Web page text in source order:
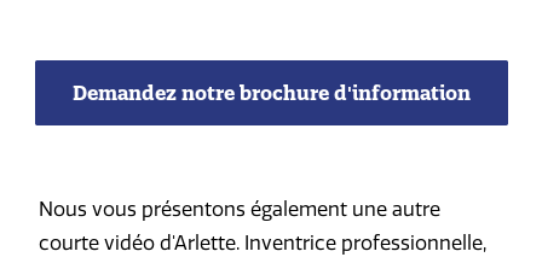
Demandez notre brochure d'information
Nous vous présentons également une autre
courte vidéo d'Arlette. Inventrice professionnelle,